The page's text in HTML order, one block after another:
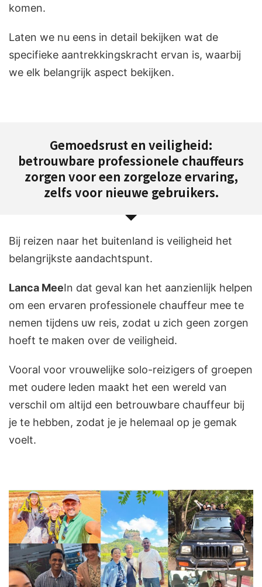
komen.
Laten we nu eens in detail bekijken wat de
specifieke aantrekkingskracht ervan is, waarbij
we elk belangrijk aspect bekijken.
Gemoedsrust en veiligheid:
betrouwbare professionele chauffeurs
zorgen voor een zorgeloze ervaring,
zelfs voor nieuwe gebruikers.
Bij reizen naar het buitenland is veiligheid het
belangrijkste aandachtspunt.
Lanca MeeIn dat geval kan het aanzienlijk helpen
om een ervaren professionele chauffeur mee te
nemen tijdens uw reis, zodat u zich geen zorgen
hoeft te maken over de veiligheid.
Vooral voor vrouwelijke solo-reizigers of groepen
met oudere leden maakt het een wereld van
verschil om altijd een betrouwbare chauffeur bij
je te hebben, zodat je je helemaal op je gemak
voelt.